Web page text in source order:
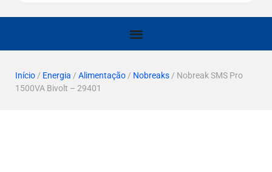
Início / Energia / Alimentação / Nobreaks / Nobreak SMS Pro
1500VA Bivolt – 29401